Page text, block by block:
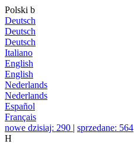
Polski b
Deutsch
Deutsch
Deutsch
Italiano
English
English
Nederlands
Nederlands
Español
Français
nowe dzisiaj: 290 | sprzedane: 564
H